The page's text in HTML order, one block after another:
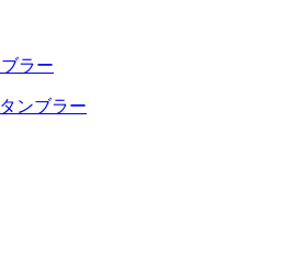
ラー
ンブラー